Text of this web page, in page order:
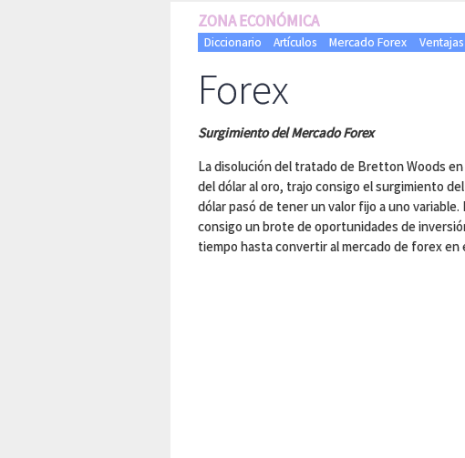
ZONA ECONÓMICA
Diccionario Artículos Mercado Forex
Forex
Surgimiento del Mercado Forex
La disolución del tratado de Bretton Woods en
del dólar al oro, trajo consigo el surgimiento
dólar pasó de tener un valor fijo a uno variable.
consigo un brote de oportunidades de
tiempo hasta convertir al mercado de forex en